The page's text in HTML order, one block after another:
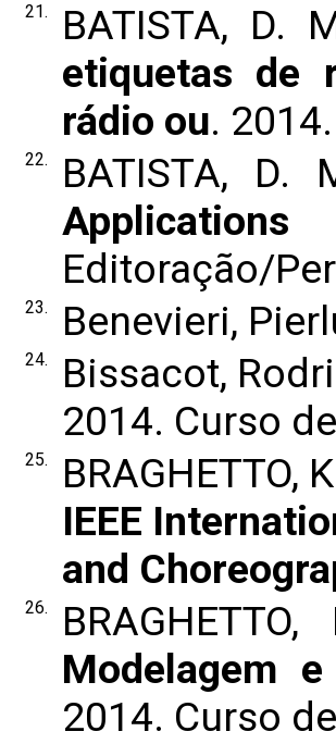
21. BATISTA, D.
etiquetas de
rádio ou. 2014.
22. BATISTA, D.
Editoração/
23. Benevieri,
24. Bissacot,
2014. Curso
25. BRAGHETTO,
IEEE
and
26.
Modelagem
2014. Curso